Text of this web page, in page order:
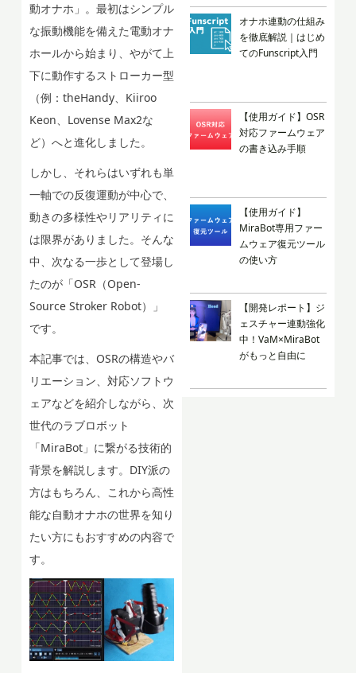
動オナホ」。最初はシンプル
な振動機能を備えた電動オナ
ホールから始まり、やがて上
下に動作するストローカー型
（例：theHandy、Kiiroo
Keon、Lovense Max2な
ど）へと進化しました。
しかし、それらはいずれも単
一軸での反復運動が中心で、
動きの多様性やリアリティに
は限界がありました。そんな
中、次なる一歩として登場し
たのが「OSR（Open-
Source Stroker Robot）」
です。
本記事では、OSRの構造やバ
リエーション、対応ソフトウ
ェアなどを紹介しながら、次
世代のラブロボット
「MiraBot」に繋がる技術的
背景を解説します。DIY派の
方はもちろん、これから高性
能な自動オナホの世界を知り
たい方にもおすすめの内容で
す。
オナホ連動の仕組み
を徹底解説｜はじめ
てのFunscript入門
【使用ガイド】OSR
対応ファームウェア
の書き込み手順
【使用ガイド】
MiraBot専用ファー
ムウェア復元ツール
の使い方
【開発レポート】ジ
ェスチャー連動強化
中！VaM×MiraBot
がもっと自由に